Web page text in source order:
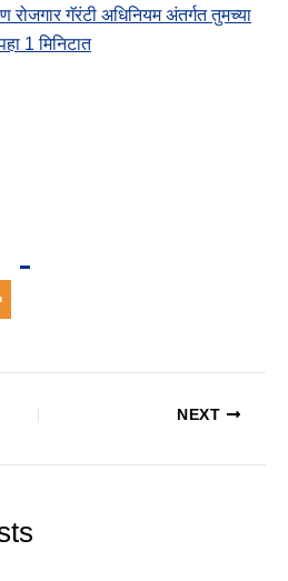
रोजगार गॅरंटी अधिनियम अंतर्गत तुमच्या
1 मिनिटात
NEXT